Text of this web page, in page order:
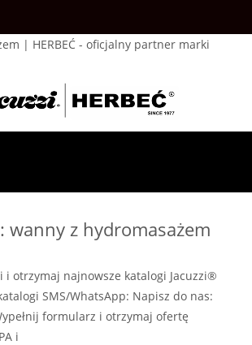
| HERBEĆ - oficjalny partner marki
wanny z hydromasażem
i otrzymaj najnowsze katalogi Jacuzzi®
SMS/WhatsApp: Napisz do nas:
formularz i otrzymaj ofertę
i